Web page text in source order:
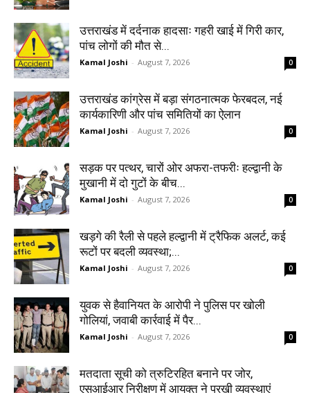
उत्तराखंड में दर्दनाक हादसाः गहरी खाई में गिरी कार,
पांच लोगों की मौत से...
Kamal Joshi - August 7, 2026 0
उत्तराखंड कांग्रेस में बड़ा संगठनात्मक फेरबदल, नई
कार्यकारिणी और पांच समितियों का ऐलान
Kamal Joshi - August 7, 2026 0
सड़क पर पत्थर, चारों ओर अफरा-तफरीः हल्द्वानी के
मुखानी में दो गुटों के बीच...
Kamal Joshi - August 7, 2026 0
खड़गे की रैली से पहले हल्द्वानी में ट्रैफिक अलर्ट, कई
रूटों पर बदली व्यवस्था;...
Kamal Joshi - August 7, 2026 0
युवक से हैवानियत के आरोपी ने पुलिस पर खोली
गोलियां, जवाबी कार्रवाई में पैर...
Kamal Joshi - August 7, 2026 0
मतदाता सूची को त्रुटिरहित बनाने पर जोर,
एसआईआर निरीक्षण में आयुक्त ने परखी व्यवस्थाएं